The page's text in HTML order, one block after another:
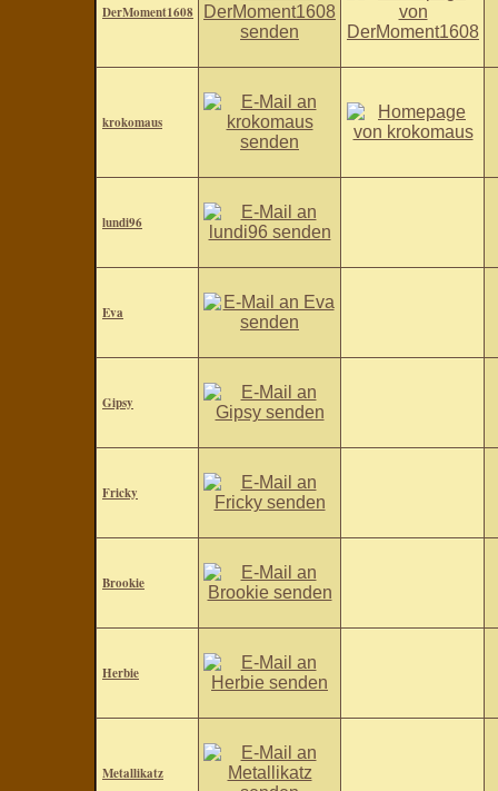
DerMoment1608
krokomaus
lundi96
Eva
Gipsy
Fricky
Brookie
Herbie
Metallikatz